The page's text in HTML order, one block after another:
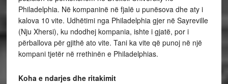
Philadelphia. Në kompaninë në fjalë u punësova dhe aty i
kalova 10 vite. Udhëtimi nga Philadelphia gjer në Sayreville
(Nju Xhersi), ku ndodhej kompania, ishte i gjatë, por i
përballova për gjithë ato vite. Tani ka vite që punoj në një
kompani tjetër në rrethinën e Philadelphias.
Koha e ndarjes dhe ritakimit